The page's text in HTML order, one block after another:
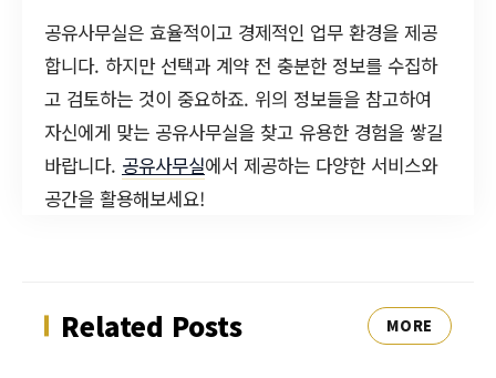
공유사무실은 효율적이고 경제적인 업무 환경을 제공
합니다. 하지만 선택과 계약 전 충분한 정보를 수집하
고 검토하는 것이 중요하죠. 위의 정보들을 참고하여
자신에게 맞는 공유사무실을 찾고 유용한 경험을 쌓길
바랍니다. 공유사무실에서 제공하는 다양한 서비스와
공간을 활용해보세요!
Related Posts MORE